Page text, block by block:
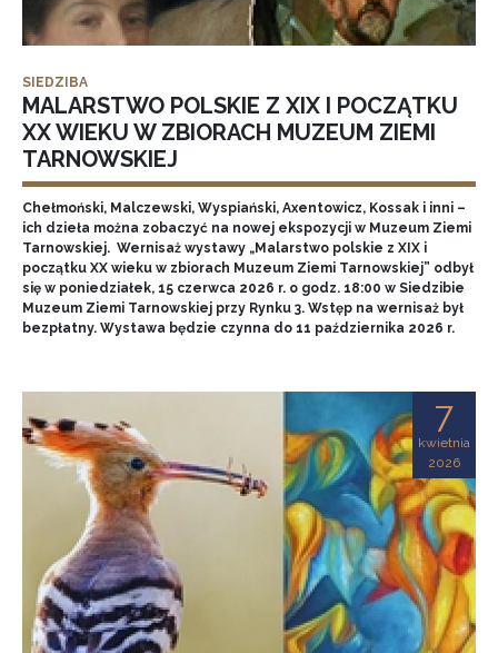
SIEDZIBA
MALARSTWO POLSKIE Z XIX I POCZĄTKU
XX WIEKU W ZBIORACH MUZEUM ZIEMI
TARNOWSKIEJ
Chełmoński, Malczewski, Wyspiański, Axentowicz, Kossak i inni –
ich dzieła można zobaczyć na nowej ekspozycji w Muzeum Ziemi
Tarnowskiej. Wernisaż wystawy „Malarstwo polskie z XIX i
początku XX wieku w zbiorach Muzeum Ziemi Tarnowskiej” odbył
się w poniedziałek, 15 czerwca 2026 r. o godz. 18:00 w Siedzibie
Muzeum Ziemi Tarnowskiej przy Rynku 3. Wstęp na wernisaż był
bezpłatny. Wystawa będzie czynna do 11 października 2026 r.
7
kwietnia
2026